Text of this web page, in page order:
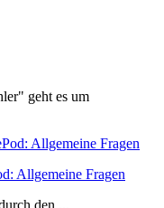
geht es um
Allgemeine Fragen